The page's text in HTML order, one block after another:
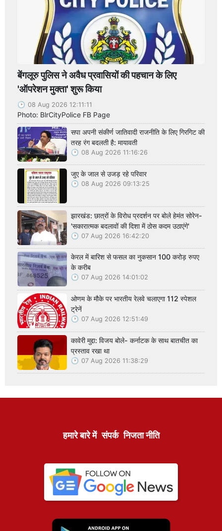
बेंगलूरु पुलिस ने अवैध प्रवासियों की पहचान के लिए
'ऑपरेशन मुक्ता' शुरू किया
08 Aug 2026 12:11:11
Photo: BlrCityPolice FB Page
सपा अपनी संकीर्ण जातिवादी राजनीति के लिए गिरगिट की
तरह रंग बदलती है: मायावती
08 Aug 2026 11:16:26
जुए के जाल से उजड़ रहे परिवार
08 Aug 2026 09:13:25
झारखंड: छात्रों के विरोध प्रदर्शन पर बोले हेमंत सोरेन-
'सकारात्मक बदलावों की दिशा में ठोस कदम उठाएंगे'
07 Aug 2026 16:42:20
केरल में बारिश से फसल का नुकसान 100 करोड़ रुपए
के करीब
07 Aug 2026 14:01:02
ओणम के मौके पर भारतीय रेलवे चलाएगा 112 स्पेशल
ट्रेनें
07 Aug 2026 12:51:49
कावेरी मुद्दा: विजय बोले- कर्नाटक के साथ बातचीत का
प्रस्ताव रखा था
07 Aug 2026 11:38:29
हमारे बारे में संपर्क निजता नीति